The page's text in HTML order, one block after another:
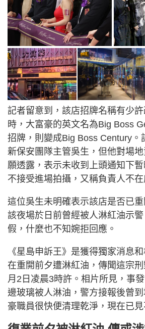
記者留意到，該店招牌名稱有少
時，大富豪的英文名為Big Boss
招牌，則變成Big Boss Century。
新保安團隊主管吳生，但他對場
願透露，表示未收到上頭通知下
不接受進場拍攝，又稱負責人不在
這位吳生未明確表示該店是否已
該夜場於日前曾經被人淋紅油示
假，什麼也不知婉拒回應。
《星島申訴王》是獲得獨家消息
在重開前夕遭淋紅油，傳聞這宗
月2日凌晨3時許。相片所見，事
邊玻璃被人淋油，警方接報後曾
豪職員很快便清理乾淨，現在已見